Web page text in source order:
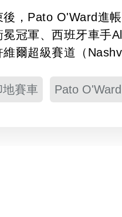
後，Pato O'Ward進
冠軍、西班牙車手
爾超級賽道（
地賽車 Pato O'Ward